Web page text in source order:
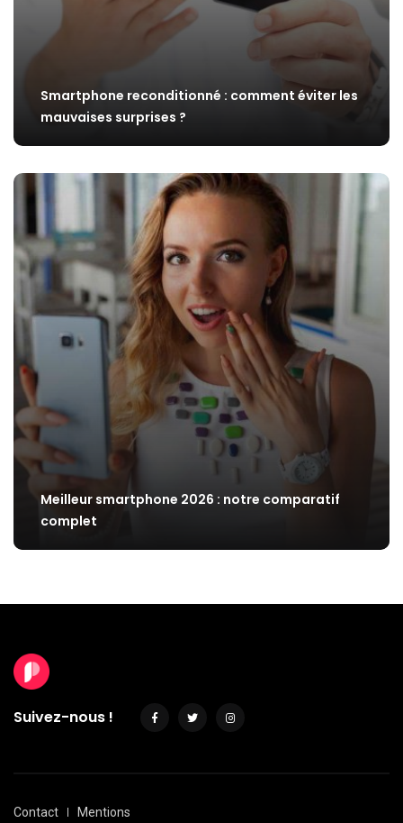
Smartphone reconditionné : comment éviter les
mauvaises surprises ?
Meilleur smartphone 2026 : notre comparatif
complet
Suivez-nous !
Contact Mentions